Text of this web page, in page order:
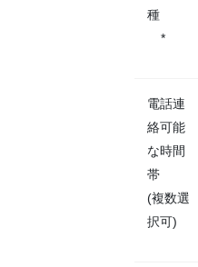
種
*
電話連
絡可能
な時間
帯
(複数選
択可)